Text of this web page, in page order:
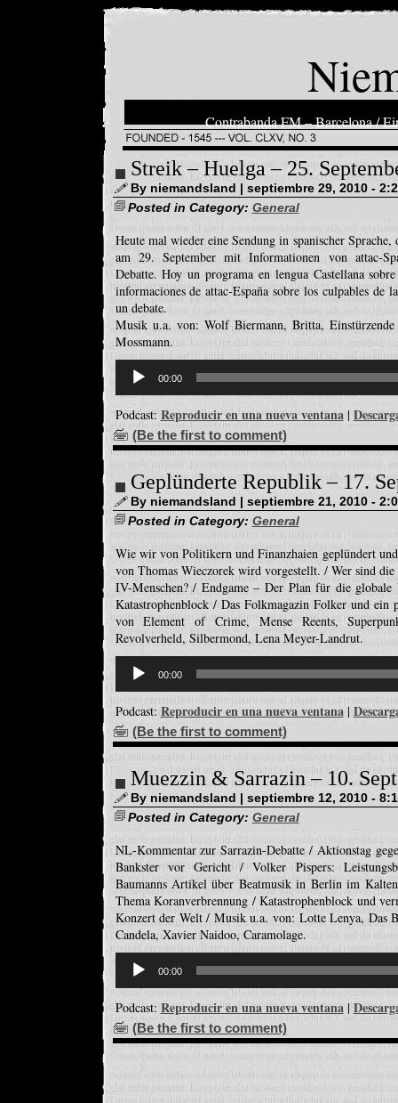
Contrabanda FM – Barcelona /
Streik – Huelga – 25.
By niemandsland | septiembre 29, 2010 -
Posted in Category: General
Heute mal wieder eine Sendung in spanischer
am 29. September mit Informationen von attac-
Debatte. Hoy un programa en lengua Castellana
informaciones de attac-España sobre los culpables de
un debate.
Musik u.a. von: Wolf Biermann, Britta, Einstürzende
Mossmann.
audio
00:00
Podcast: Reproducir en una nueva ventana|
(Be the first to comment)
Geplünderte Republik – 17.
By niemandsland | septiembre 21, 2010 -
Posted in Category: General
Wie wir von Politikern und Finanzhaien geplündert
von Thomas Wieczorek wird vorgestellt. / Wer sind
IV-Menschen? / Endgame – Der Plan für die
Katastrophenblock / Das Folkmagazin Folker und
von Element of Crime, Mense Reents,
Revolverheld, Silbermond, Lena Meyer-Landrut.
audio
00:00
Podcast: Reproducir en una nueva ventana|
(Be the first to comment)
Muezzin & Sarrazin – 10.
By niemandsland | septiembre 12, 2010 -
Posted in Category: General
NL-Kommentar zur Sarrazin-Debatte / Aktionstag
Bankster vor Gericht / Volker Pispers:
Baumanns Artikel über Beatmusik in Berlin im
Thema Koranverbrennung / Katastrophenblock und
Konzert der Welt / Musik u.a. von: Lotte Lenya, Das
Candela, Xavier Naidoo, Caramolage.
audio
00:00
Podcast: Reproducir en una nueva ventana|
(Be the first to comment)